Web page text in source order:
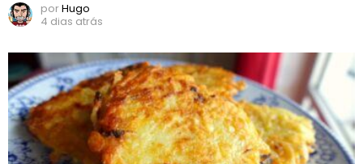
porHugo
4 dias atrás